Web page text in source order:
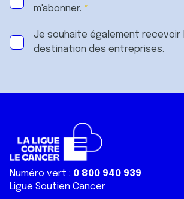
m'abonner.
Je souhaite également recevoir
destination des entreprises.
Numéro vert : 0 800 940 939
Ligue Soutien Cancer